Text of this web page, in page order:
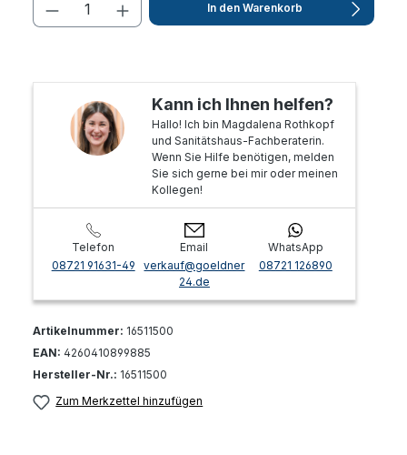
In den Warenkorb
Kann ich Ihnen helfen?
Hallo! Ich bin Magdalena Rothkopf
und Sanitätshaus-Fachberaterin.
Wenn Sie Hilfe benötigen, melden
Sie sich gerne bei mir oder meinen
Kollegen!
Telefon
08721 91631-49
Email
verkauf@goeldner
24.de
WhatsApp
08721 126890
Artikelnummer: 16511500
EAN: 4260410899885
Hersteller-Nr.: 16511500
Zum Merkzettel hinzufügen